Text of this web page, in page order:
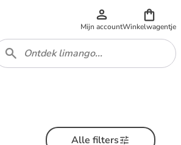
Mijn accountWinkelwagentje
Alle filters